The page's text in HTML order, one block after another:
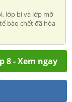
lớp bì và lớp mỡ
bào chết đã hóa
8 - Xem ngay